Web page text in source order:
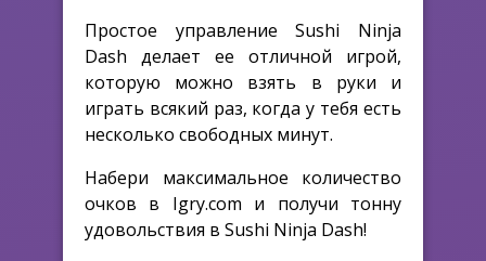
Простое управление Sushi Ninja
Dash делает ее отличной игрой,
которую можно взять в руки и
играть всякий раз, когда у тебя есть
несколько свободных минут.
Набери максимальное количество
очков в Igry.com и получи тонну
удовольствия в Sushi Ninja Dash!